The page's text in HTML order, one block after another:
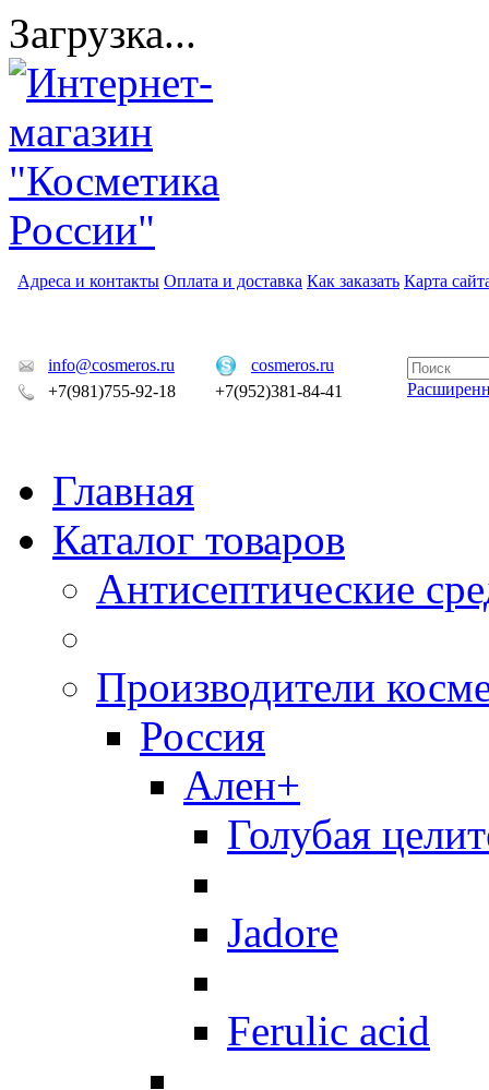
Загрузка...
Адреса и контакты Оплата и доставка Как заказать Карта
info@cosmeros.ru
cosmeros.ru
+7(981)755-92-18
+7(952)381-84-41
Главная
Каталог товаров
Антисептические
Производители
Россия
Ален+
Голубая
Jadore
Ferulic acid